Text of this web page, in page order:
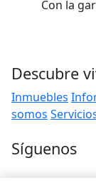
Con la
Descubre
Inmuebles
somos
Síguenos